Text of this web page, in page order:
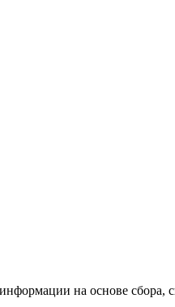
на основе сбора,